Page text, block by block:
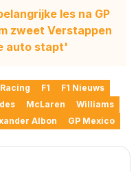
les na GP
zweet Verstappen
auto stapt'
F1
F1 Nieuws
McLaren
Williams
Albon
GP Mexico